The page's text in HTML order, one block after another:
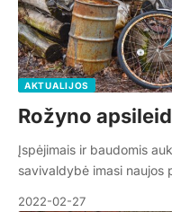
AKTUALIJOS
Rožyno
Įspėjimais ir baudomis
savivaldybė imasi naujos
2022-02-27